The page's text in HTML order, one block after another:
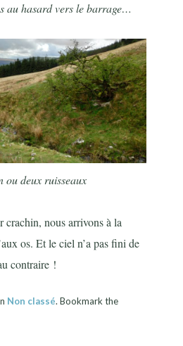
au hasard vers le barrage…
deux ruisseaux
crachin, nous arrivons à la
os. Et le ciel n’a pas fini de
contraire !
Non classé. Bookmark the